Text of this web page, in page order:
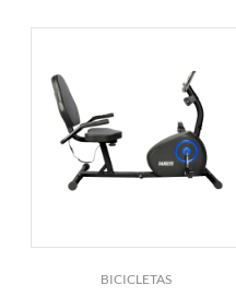
BICICLETAS